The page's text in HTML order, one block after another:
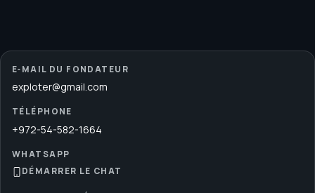
E‑MAIL DU FONDATEUR
exploter@gmail.com
TÉLÉPHONE
+972-54-582-1664
WHATSAPP
DÉMARRER LE CHAT